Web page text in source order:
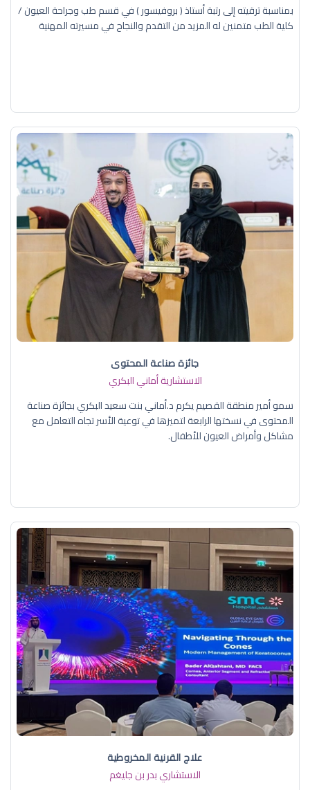
بمناسبة ترقيته إلى رتبة أستاذ ( بروفيسور ) في قسم طب وجراحة العيون /
كلية الطب متمنين له المزيد من التقدم والنجاح في مسيرته المهنية
جائزة صناعة المحتوى
الاستشارية أماني البكري
سمو أمير منطقة القصيم يكرم د.أماني بنت سعيد البكري بجائزة صناعة
المحتوى في نسختها الرابعة لتميزها في توعية الأسر تجاه التعامل مع
مشاكل وأمراض العيون للأطفال.
علاج القرنية المخروطية
الاستشاري بدر بن جليغم